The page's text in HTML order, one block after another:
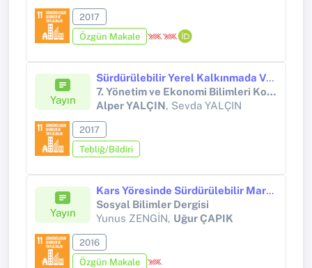
2017
Özgün Makale
Yayın
Sürdürülebilir Yerel Kalkınmada Vatandaş Beklenti ve Tutumlarının Yerel Yönetimler İçin Önemi: Kağızman İlçesi Örneği
7. Yönetim ve Ekonomi Bilimleri Konferansı’na (YEBKO-2017)
Alper YALÇIN, Sevda YALÇIN
2017
Tebliğ/Bildiri
Yayın
Kars Yöresinde Sürdürülebilir Markalaşma Amacıyla Ekoturizmden Yararlanma Olanakları
Sosyal Bilimler Dergisi
Yunus ZENGİN, Uğur ÇAPIK
2016
Özgün Makale